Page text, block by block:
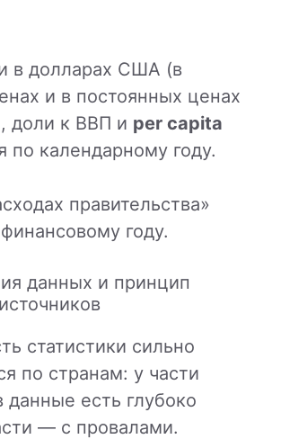
в долларах США (в
и в постоянных ценах
доли к ВВП и per capita
по календарному году.
правительства»
году.
данных и принцип
статистики сильно
по странам: у части
данные есть глубоко
— с провалами.